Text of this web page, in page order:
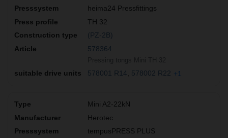
heima24 Pressfittings
TH 32
(PZ-2B)
578364
578001 R14 578002 R22 +1
Mini A2-22kN
Herotec
tempusPRESS PLUS